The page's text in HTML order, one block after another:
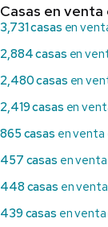
Casas en venta
3,731 casas en
2,884 casas en
2,480 casas en
2,419 casas en
865 casas en venta
457 casas en
448 casas en
439 casas en